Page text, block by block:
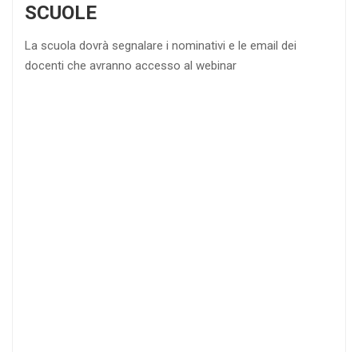
SCUOLE
La scuola dovrà segnalare i nominativi e le email dei
docenti che avranno accesso al webinar